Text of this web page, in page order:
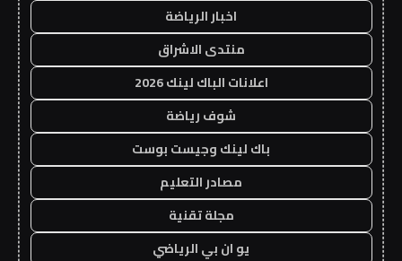
اخبار الرياضة
منتدى الاشراق
اعلانات الباك لينك 2026
شوف رياضة
باك لينك وجيست بوست
مصادر التعليم
مجلة تقنية
يو ان بي الرياضي